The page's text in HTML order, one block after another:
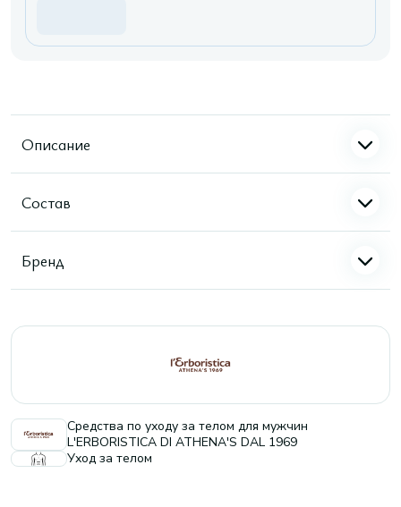
Описание
Состав
Бренд
Средства по уходу за телом для мужчин
L'ERBORISTICA DI ATHENA'S DAL 1969
Уход за телом